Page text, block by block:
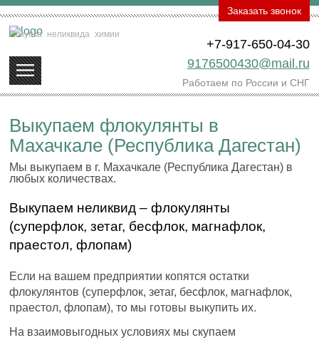
Покупка неликвида химии
+7-917-650-04-30
9176500430@mail.ru
Работаем по России и СНГ
Заказать звонок
Выкупаем флокулянты в
Махачкале (Республика Дагестан)
Мы выкупаем в г. Махачкале (Республика Дагестан) в
любых количествах.
Выкупаем неликвид – флокулянты
(суперфлок, зетаг, бесфлок, магнафлок,
праестол, флопам)
Если на вашем предприятии копятся остатки
флокулянтов (суперфлок, зетаг, бесфлок, магнафлок,
праестол, флопам), то мы готовы выкупить их.
На взаимовыгодных условиях мы скупаем